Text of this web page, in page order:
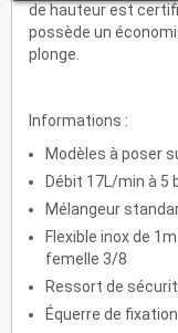
de hauteur est
possède un
plonge.
Informations :
Modèles à poser
Débit 17L/min à 5
Mélangeur
Flexible inox de
femelle 3/8
Ressort de
Équerre de